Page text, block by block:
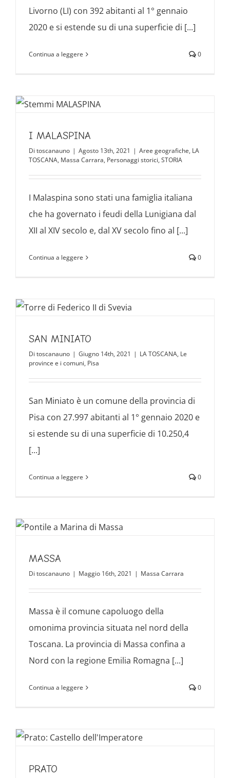
Livorno (LI) con 392 abitanti al 1° gennaio
2020 e si estende su di una superficie di [...]
Continua a leggere 0
I MALASPINA
Di toscanauno | Agosto 13th, 2021 | Aree geografiche, LA
TOSCANA, Massa Carrara, Personaggi storici, STORIA
I Malaspina sono stati una famiglia italiana
che ha governato i feudi della Lunigiana dal
XII al XIV secolo e, dal XV secolo fino al [...]
Continua a leggere 0
SAN MINIATO
Di toscanauno | Giugno 14th, 2021 | LA TOSCANA, Le
province e i comuni, Pisa
San Miniato è un comune della provincia di
Pisa con 27.997 abitanti al 1° gennaio 2020 e
si estende su di una superficie di 10.250,4
[...]
Continua a leggere 0
MASSA
Di toscanauno | Maggio 16th, 2021 | Massa Carrara
Massa è il comune capoluogo della
omonima provincia situata nel nord della
Toscana. La provincia di Massa confina a
Nord con la regione Emilia Romagna [...]
Continua a leggere 0
PRATO